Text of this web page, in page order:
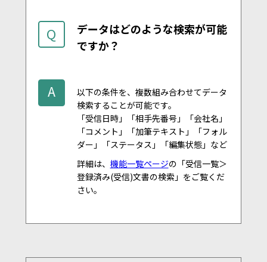
Q
データはどのような検索が可能
ですか？
A
以下の条件を、複数組み合わせてデータ
検索することが可能です。
「受信日時」「相手先番号」「会社名」
「コメント」「加筆テキスト」「フォル
ダー」「ステータス」「編集状態」など
詳細は、 機能一覧ページの「受信一覧＞
登録済み(受信)文書の検索」をご覧くだ
さい。